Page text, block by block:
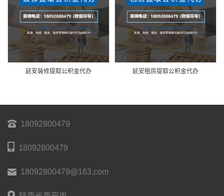
延安装修提取公积金代办 延安租房提取公积金代办
18092800479
18092800479
18092800479@163.com